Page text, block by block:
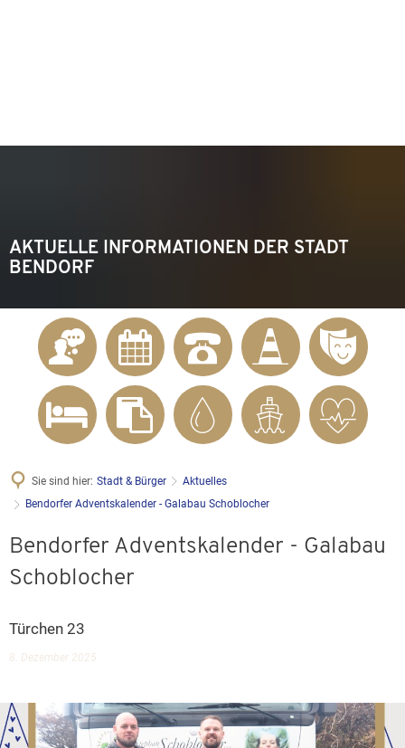
AKTUELLE INFORMATIONEN DER STADT
BENDORF
Sie sind hier: Stadt & Bürger
Aktuelles
Bendorfer Adventskalender - Galabau Schoblocher
Bendorfer Adventskalender - Galabau
Schoblocher
Türchen 23
8. Dezember 2025